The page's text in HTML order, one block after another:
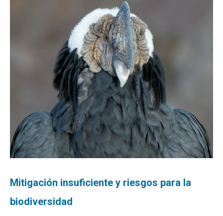
Mitigación insuficiente y riesgos para la
biodiversidad